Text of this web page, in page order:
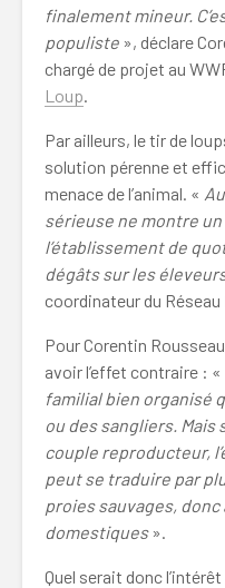
finalement mineur.
populiste », déclare
chargé de projet au
Loup.
Par ailleurs, le tir de
solution pérenne et
menace de l’animal. «
sérieuse ne montre
l’établissement de
dégâts sur les
coordinateur du
Pour Corentin
avoir l’effet contraire : «
familial bien organisé
ou des sangliers. Mais
couple reproducteur,
peut se traduire par
proies sauvages,
domestiques».
Quel serait donc